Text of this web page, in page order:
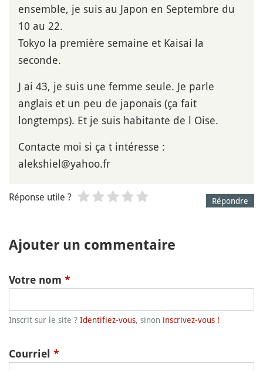
ensemble, je suis au Japon en Septembre du
10 au 22.
Tokyo la première semaine et Kaisai la
seconde.
J ai 43, je suis une femme seule. Je parle
anglais et un peu de japonais (ça fait
longtemps). Et je suis habitante de l Oise.
Contacte moi si ça t intéresse :
alekshiel@yahoo.fr
Répondre
Réponse utile ?
Ajouter un commentaire
Votre nom *
Inscrit sur le site ? Identifiez-vous, sinon inscrivez-vous !
Courriel *